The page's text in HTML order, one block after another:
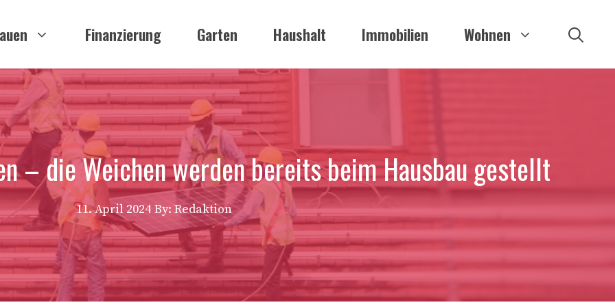
Finanzierung Garten Haushalt Immobilien Wohnen
– die Weichen werden bereits beim Hausbau gestellt
11. April 2024 By: Redaktion